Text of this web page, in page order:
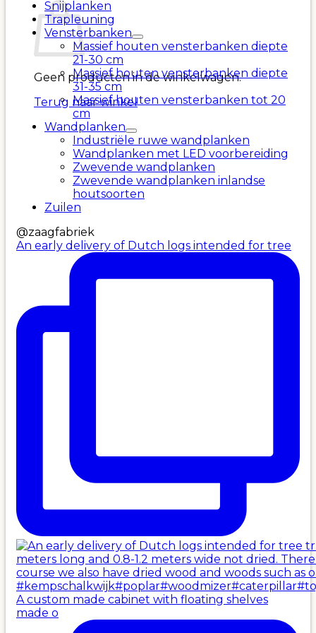
Geen producten in de winkelwagen.
Terug naar winkel
Snijplanken
Trapleuning
Vensterbanken
Massief houten vensterbanken diepte
21-30 cm
Massief houten vensterbanken diepte
31-35 cm
Massief houten vensterbanken tot 20
cm
Wandplanken
Industriële ruwe wandplanken
Wandplanken met LED voorbereiding
Zwevende wandplanken
Zwevende wandplanken inlandse
houtsoorten
Zuilen
@zaagfabriek
An early delivery of Dutch logs intended for tree
A custom made cabinet with floating shelves
made o